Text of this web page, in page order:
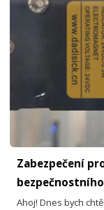
Zabezpečení
Ahoj! Dnes bych